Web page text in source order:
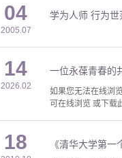
04
2005.07
学为人师 行为
14
2026.02
一位永葆青春
如果您无法在线浏
可在线浏览 或下载
18 《清华大学第